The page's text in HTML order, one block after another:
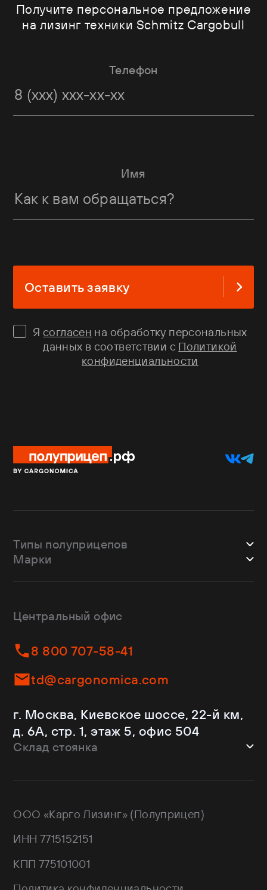
Получите персональное предложение
на лизинг техники Schmitz Cargobull
Телефон
Имя
Оставить заявку
Ясогласен на обработку персональных
данных в соответствии с Политикой
конфиденциальности
Типы полуприцепов
Шторные
Изотермы
Контейнеровозы
Самосвалы
Ломовозы
С кониками
Рефрижераторы
Марки
Dongfeng
Helfimmer
JAC
Kassbohrer
Krone
Mercedes-Benz
Schmitz Cargobull
Shacman
Wielton
Валдай
НЕФАЗ
РИАТ
Центральный офис
8 800 707-58-41
td@cargonomica.com
г. Москва, Киевское шоссе, 22-й км,
д. 6А, стр. 1, этаж 5, офис 504
Склад стоянка
171 GPS: 55.443540, 37.293077
ООО «Карго Лизинг» (Полуприцеп)
ИНН 7715152151
КПП 775101001